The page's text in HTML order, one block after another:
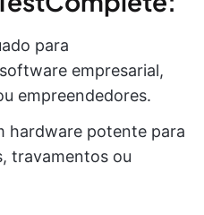
para
empresarial,
empreendedores.
hardware potente para
travamentos ou